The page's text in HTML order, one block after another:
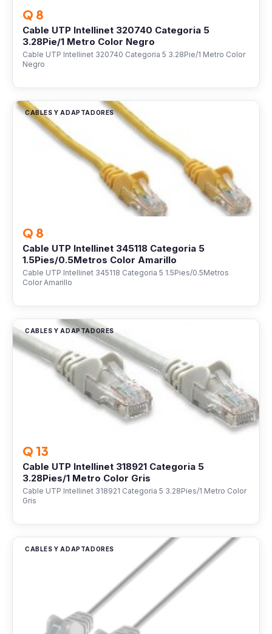
Q 8
Cable UTP Intellinet 320740 Categoria 5
3.28Pie/1 Metro Color Negro
Cable UTP Intellinet 320740 Categoria 5 3.28Pie/1 Metro Color
Negro
CABLES Y ADAPTADORES
Q 8
Cable UTP Intellinet 345118 Categoria 5
1.5Pies/0.5Metros Color Amarillo
Cable UTP Intellinet 345118 Categoria 5 1.5Pies/0.5Metros
Color Amarillo
CABLES Y ADAPTADORES
Q 13
Cable UTP Intellinet 318921 Categoria 5
3.28Pies/1 Metro Color Gris
Cable UTP Intellinet 318921 Categoria 5 3.28Pies/1 Metro Color
Gris
CABLES Y ADAPTADORES